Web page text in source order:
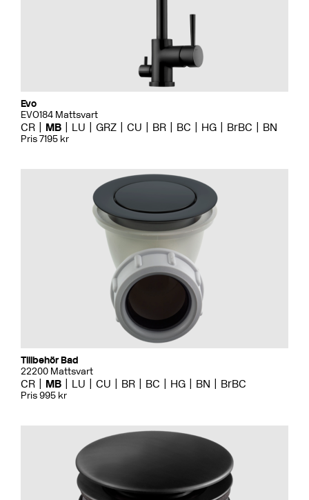
Evo
EVO184 Mattsvart
CR MB LU GRZ CU BR BC HG BrBC BN
Pris 7195 kr
Tillbehör Bad
22200 Mattsvart
CR MB LU CU BR BC HG BN BrBC
Pris 995 kr